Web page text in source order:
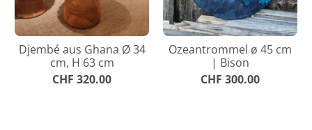
Djembé aus Ghana Ø 34
cm, H 63 cm
CHF 320.00
Ozeantrommel ø 45 cm
| Bison
CHF 300.00